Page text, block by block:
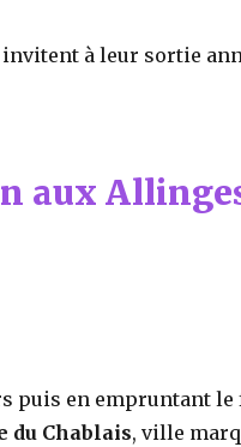
invitent à leur sortie
aux
puis en empruntant
du Chablais, ville